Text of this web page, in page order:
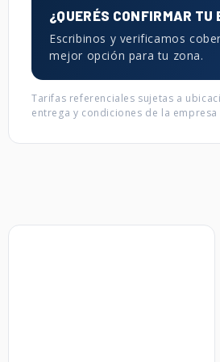
¿QUERÉS CONFIRMAR TU
Escribinos y verificamos
mejor opción para tu zona.
Tarifas referenciales sujetas a
entrega y condiciones de la